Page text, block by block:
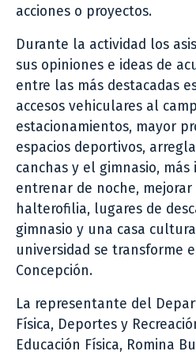
acciones o proyectos.
Durante la actividad los
sus opiniones e ideas de
entre las más destacadas
accesos vehiculares al
estacionamientos, mayor
espacios deportivos,
canchas y el gimnasio,
entrenar de noche, mejorar
halterofilia, lugares de
gimnasio y una casa
universidad se transforme
Concepción.
La representante del
Física, Deportes y
Educación Física, Romina